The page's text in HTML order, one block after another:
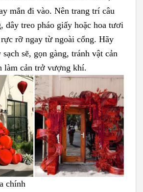
mắn đi vào. Nên trang trí câu
dây treo pháo giấy hoặc hoa tươi
rỡ ngay từ ngoài cổng. Hãy
sẽ, gọn gàng, tránh vật cản
làm cản trở vượng khí.
chính